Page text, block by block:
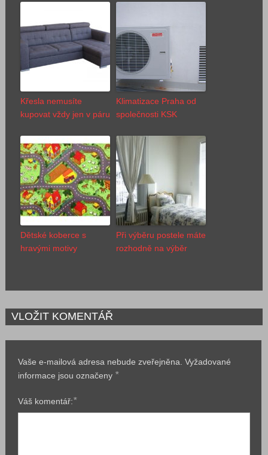
Křesla nemusíte
kupovat vždy jen v páru
Klimatizace Praha od
společnosti KSK
Dětské koberce s
hravými motivy
Při výběru postele máte
rozhodně na výběr
VLOŽIT KOMENTÁŘ
Vaše e-mailová adresa nebude zveřejněna. Vyžadované
informace jsou označeny *
Váš komentář:*